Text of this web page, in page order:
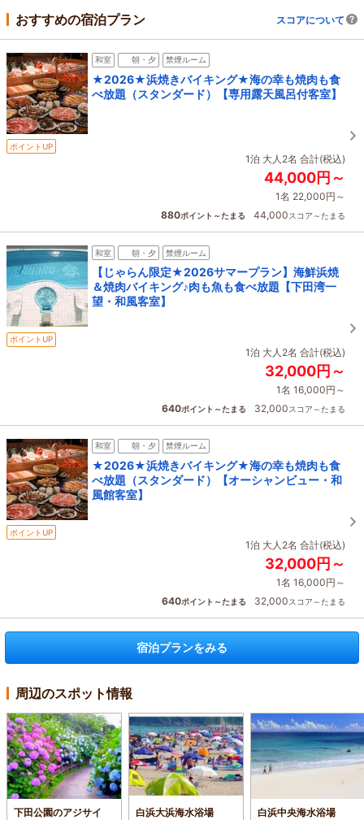
おすすめの宿泊プラン スコアについて
和室 朝・夕 禁煙ルーム
★2026★浜焼きバイキング★海の幸も焼肉も食
べ放題（スタンダード）【専用露天風呂付客室】
ポイントUP
1泊 大人2名 合計(税込)
44,000円～
1名 22,000円～
880ポイント～たまる 44,000スコア～たまる
和室 朝・夕 禁煙ルーム
【じゃらん限定★2026サマープラン】海鮮浜焼
＆焼肉バイキング♪肉も魚も食べ放題【下田湾一
望・和風客室】
ポイントUP
1泊 大人2名 合計(税込)
32,000円～
1名 16,000円～
640ポイント～たまる 32,000スコア～たまる
和室 朝・夕 禁煙ルーム
★2026★浜焼きバイキング★海の幸も焼肉も食
べ放題（スタンダード）【オーシャンビュー・和
風館客室】
ポイントUP
1泊 大人2名 合計(税込)
32,000円～
1名 16,000円～
640ポイント～たまる 32,000スコア～たまる
宿泊プランをみる
周辺のスポット情報
下田公園のアジサイ 白浜大浜海水浴場 白浜中央海水浴場